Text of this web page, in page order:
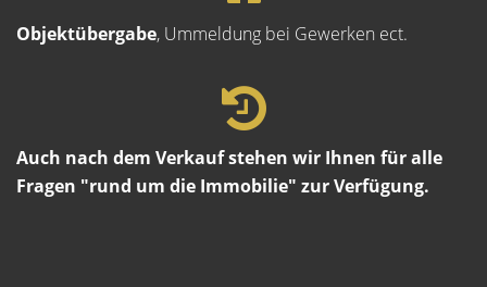
Objektübergabe, Ummeldung bei Gewerken ect.
Auch nach dem Verkauf stehen wir Ihnen für alle
Fragen "rund um die Immobilie" zur Verfügung.